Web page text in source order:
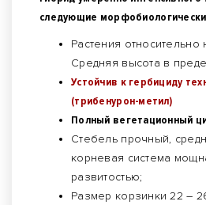
следующие
Растения
Средняя высота в
Устойчив к гербициду
(трибенурон-метил)
Полный вегетационный
Стебель прочный,
корневая система
развитостью;
Размер корзинки 22 –